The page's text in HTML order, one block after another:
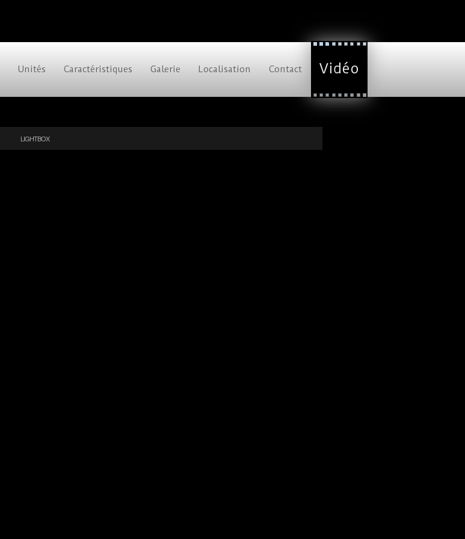
Unités Caractéristiques Galerie Localisation Contact Vidéo
LIGHTBOX